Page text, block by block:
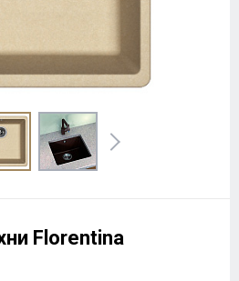
Florentina